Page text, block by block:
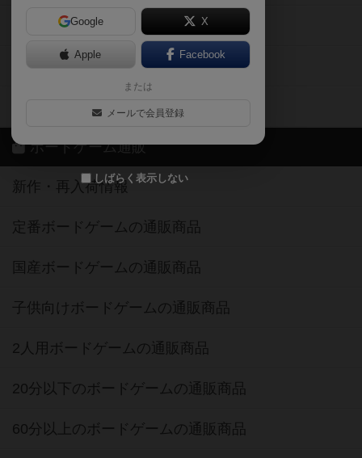
Google X
Apple Facebook
または
メールで会員登録
しばらく表示しない
ボドとも・会員一覧
ボードゲーム業界コラム
ボドゲーマご利用案内
ボードゲーム通販
新作・再入荷情報
定番ボードゲームの通販商品
国産ボードゲームの通販商品
子供向けボードゲームの通販商品
2人用ボードゲームの通販商品
20分以下のボードゲームの通販商品
60分以上のボードゲームの通販商品